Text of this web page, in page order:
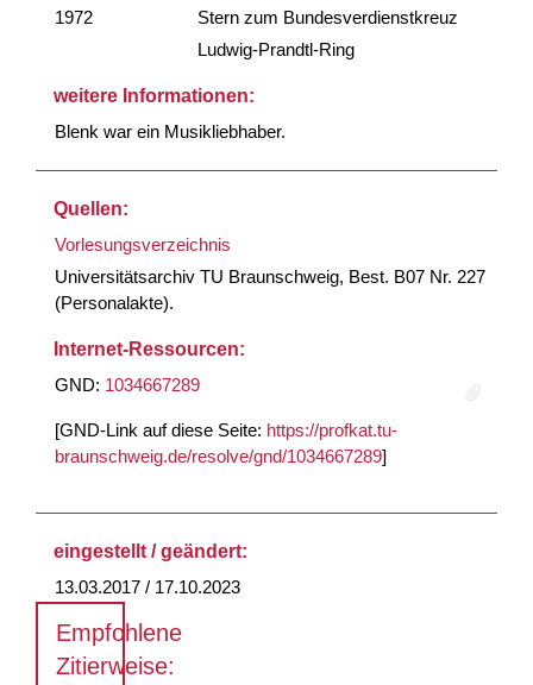
1972
Stern zum Bundesverdienstkreuz
Ludwig-Prandtl-Ring
weitere Informationen:
Blenk war ein Musikliebhaber.
Quellen:
Vorlesungsverzeichnis
Universitätsarchiv TU Braunschweig, Best. B07 Nr. 227
(Personalakte).
Internet-Ressourcen:
GND: 1034667289
[GND-Link auf diese Seite: https://profkat.tu-
braunschweig.de/resolve/gnd/1034667289]
eingestellt / geändert:
13.03.2017 / 17.10.2023
Empfohlene
Zitierweise: